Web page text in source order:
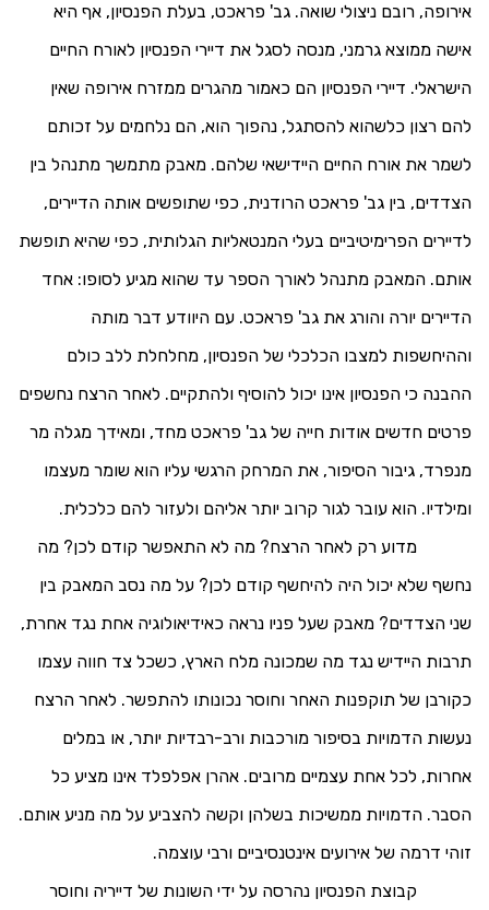
אירופה, רובם ניצולי שואה. גב' פראכט, בעלת הפנסיון, אף היא
אישה ממוצא גרמני, מנסה לסגל את דיירי הפנסיון לאורח החיים
הישראלי. דיירי הפנסיון הם כאמור מהגרים ממזרח אירופה שאין
להם רצון כלשהוא להסתגל, נהפוך הוא, הם נלחמים על זכותם
לשמר את אורח החיים היידישאי שלהם. מאבק מתמשך מתנהל בין
הצדדים, בין גב' פראכט הרודנית, כפי שתופשים אותה הדיירים,
לדיירים הפרימיטיביים בעלי המנטאליות הגלותית, כפי שהיא תופשת
אותם. המאבק מתנהל לאורך הספר עד שהוא מגיע לסופו: אחד
הדיירים יורה והורג את גב' פראכט. עם היוודע דבר מותה
וההיחשפות למצבו הכלכלי של הפנסיון, מחלחלת ללב כולם
ההבנה כי הפנסיון אינו יכול להוסיף ולהתקיים. לאחר הרצח נחשפים
פרטים חדשים אודות חייה של גב' פראכט מחד, ומאידך מגלה מר
מנפרד, גיבור הסיפור, את המרחק הרגשי עליו הוא שומר מעצמו
ומילדיו. הוא עובר לגור קרוב יותר אליהם ולעזור להם כלכלית.
מדוע רק לאחר הרצח? מה לא התאפשר קודם לכן? מה
נחשף שלא יכול היה להיחשף קודם לכן? על מה נסב המאבק בין
שני הצדדים? מאבק שעל פניו נראה כאידיאולוגיה אחת נגד אחרת,
תרבות היידיש נגד מה שמכונה מלח הארץ, כשכל צד חווה עצמו
כקורבן של תוקפנות האחר וחוסר נכונותו להתפשר. לאחר הרצח
נעשות הדמויות בסיפור מורכבות ורב-רבדיות יותר, או במלים
אחרות, לכל אחת עצמיים מרובים. אהרן אפלפלד אינו מציע כל
הסבר. הדמויות ממשיכות בשלהן וקשה להצביע על מה מניע אותם.
זוהי דרמה של אירועים אינטנסיביים ורבי עוצמה.
קבוצת הפנסיון נהרסה על ידי השונות של דייריה וחוסר